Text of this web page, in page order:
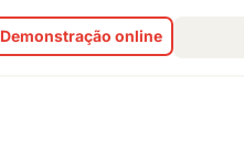
Pesquisar
...
Demonstração online